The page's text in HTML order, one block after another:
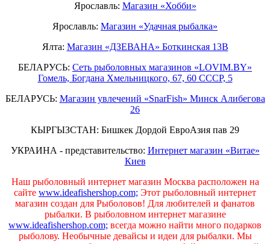
Ярославль: Магазин «Хобби»
Ярославль: Магазин «Удачная рыбалка»
Ялта: Магазин «ДЗЕВАНА» Боткинская 13В
БЕЛАРУСЬ: Сеть рыболовных магазинов «LOVIM.BY»
Гомель, Богдана Хмельницкого, 67, 60 СССР, 5
БЕЛАРУСЬ: Магазин увлечений «SnarFish» Минск Алибегова
26
КЫРГЫЗСТАН: Бишкек Дордой ЕвроАзия пав 29
УКРАИНА - представительство: Интернет магазин «Витае»
Киев
Наш рыболовный интернет магазин Москва расположен на
сайте www.ideafishershop.com; Этот рыболовный интернет
магазин создан для Рыболовов! Для любителей и фанатов
рыбалки. В рыболовном интернет магазине
www.ideafishershop.com; всегда можно найти много подарков
рыболову. Необычные девайсы и идеи для рыбалки. Мы